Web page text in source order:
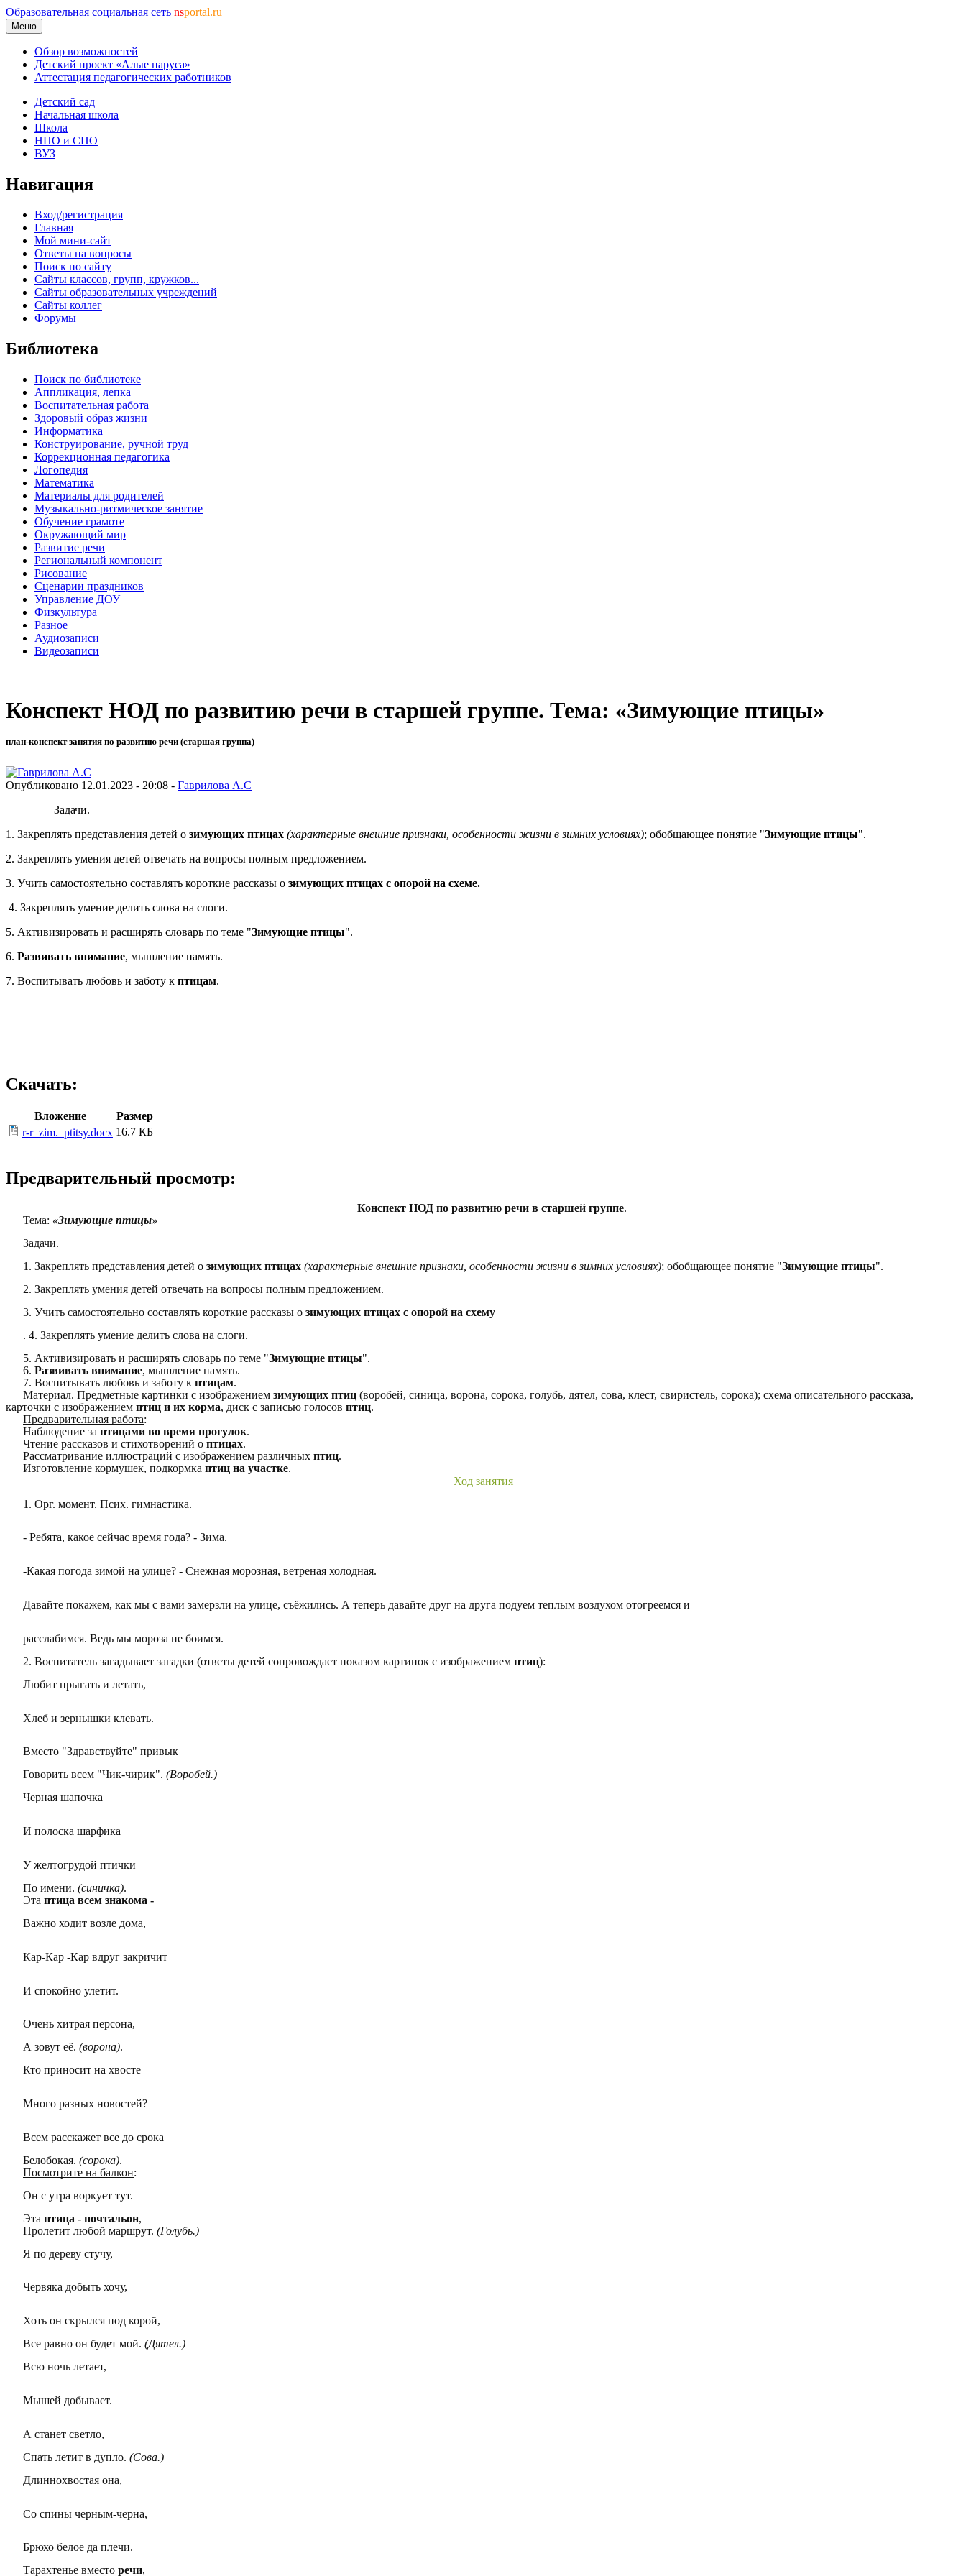
Образовательная социальная сеть nsportal.ru
Меню
Обзор возможностей
Детский проект «Алые паруса»
Аттестация педагогических работников
Детский сад
Начальная школа
Школа
НПО и СПО
ВУЗ
Навигация
Вход/регистрация
Главная
Мой мини-сайт
Ответы на вопросы
Поиск по сайту
Сайты классов, групп, кружков...
Сайты образовательных учреждений
Сайты коллег
Форумы
Библиотека
Поиск по библиотеке
Аппликация, лепка
Воспитательная работа
Здоровый образ жизни
Информатика
Конструирование, ручной труд
Коррекционная педагогика
Логопедия
Математика
Материалы для родителей
Музыкально-ритмическое занятие
Обучение грамоте
Окружающий мир
Развитие речи
Региональный компонент
Рисование
Сценарии праздников
Управление ДОУ
Физкультура
Разное
Аудиозаписи
Видеозаписи
Конспект НОД по развитию речи в старшей группе. Тема: «Зимующие птицы»
план-конспект занятия по развитию речи (старшая группа)
Опубликовано 12.01.2023 - 20:08 - Гаврилова А.С
1. Закреплять представления детей о зимующих птицах (характерные внешние признаки, особенности жизни в зимних условиях); обобщающее понятие "Зимующие птицы".
2. Закреплять умения детей отвечать на вопросы полным предложением.
3. Учить самостоятельно составлять короткие рассказы о зимующих птицах с опорой на схеме.
4. Закреплять умение делить слова на слоги.
5. Активизировать и расширять словарь по теме "Зимующие птицы".
6. Развивать внимание, мышление память.
7. Воспитывать любовь и заботу к птицам.
Скачать:
Вложение
Размер
r-r_zim._ptitsy.docx 16.7 КБ
Предварительный просмотр:
Конспект НОД по развитию речи в старшей группе.
Тема: «Зимующие птицы»
Задачи.
1. Закреплять представления детей о зимующих птицах (характерные внешние признаки, особенности жизни в зимних условиях); обобщающее понятие "Зимующие птицы".
2. Закреплять умения детей отвечать на вопросы полным предложением.
3. Учить самостоятельно составлять короткие рассказы о зимующих птицах с опорой на схему
. 4. Закреплять умение делить слова на слоги.
5. Активизировать и расширять словарь по теме "Зимующие птицы".
6. Развивать внимание, мышление память.
7. Воспитывать любовь и заботу к птицам.
Материал. Предметные картинки с изображением зимующих птиц (воробей, синица, ворона, сорока, голубь, дятел, сова, клест, свиристель, сорока); схема описательного рассказа,
карточки с изображением птиц и их корма, диск с записью голосов птиц.
Предварительная работа:
Наблюдение за птицами во время прогулок.
Чтение рассказов и стихотворений о птицах.
Рассматривание иллюстраций с изображением различных птиц.
Изготовление кормушек, подкормка птиц на участке.
Ход занятия
1. Орг. момент. Псих. гимнастика.
- Ребята, какое сейчас время года? - Зима.
-Какая погода зимой на улице? - Снежная морозная, ветреная холодная.
Давайте покажем, как мы с вами замерзли на улице, съёжились. А теперь давайте друг на друга подуем теплым воздухом отогреемся и
расслабимся. Ведь мы мороза не боимся.
2. Воспитатель загадывает загадки (ответы детей сопровождает показом картинок с изображением птиц):
Любит прыгать и летать,
Хлеб и зернышки клевать.
Вместо "Здравствуйте" привык
Говорить всем "Чик-чирик". (Воробей.)
Черная шапочка
И полоска шарфика
У желтогрудой птички
По имени. (синичка).
Эта птица всем знакома -
Важно ходит возле дома,
Кар-Кар -Кар вдруг закричит
И спокойно улетит.
Очень хитрая персона,
А зовут её. (ворона).
Кто приносит на хвосте
Много разных новостей?
Всем расскажет все до срока
Белобокая. (сорока).
Посмотрите на балкон:
Он с утра воркует тут.
Эта птица - почтальон,
Пролетит любой маршрут. (Голубь.)
Я по дереву стучу,
Червяка добыть хочу,
Хоть он скрылся под корой,
Все равно он будет мой. (Дятел.)
Всю ночь летает,
Мышей добывает.
А станет светло,
Спать летит в дупло. (Сова.)
Длиннохвостая она,
Со спины черным-черна,
Брюхо белое да плечи.
Тарахтенье вместо речи,